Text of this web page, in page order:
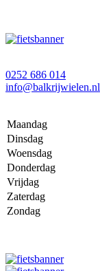
0252 686 014
info@balkrijwielen.nl
Maandag
Dinsdag
Woensdag
Donderdag
Vrijdag
Zaterdag
Zondag